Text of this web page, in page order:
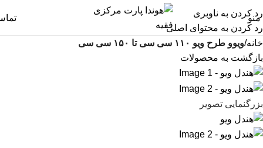
رد کردن به ناوبری
رد کردن به محتوای اصلی
منو
خانه ویوو طرح ویو ۱۱۰ سی سی تا ۱۵۰ سی سی
بازگشت به محصولات
بزرگنمایی تصویر